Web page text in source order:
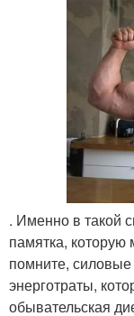
. Именно в такой
памятка, которую
помните,
энерготраты,
обывательская